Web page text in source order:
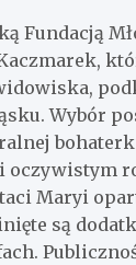
Fundacją
Wybór
oczywistym
Maryi
są